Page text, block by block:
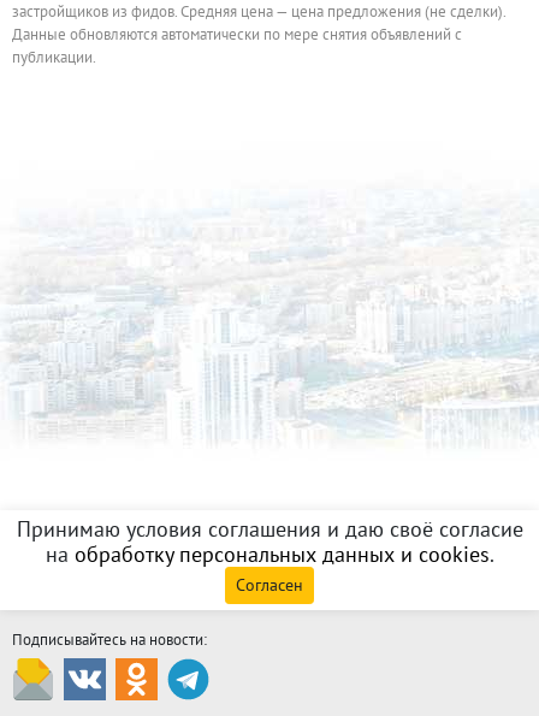
застройщиков из фидов. Средняя цена — цена предложения (не сделки).
Данные обновляются автоматически по мере снятия объявлений с
публикации.
Принимаю условия соглашения и даю своё согласие
на обработку персональных данных и cookies.
Согласен
Подписывайтесь на новости: